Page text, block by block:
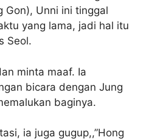
Gon), Unni ini tinggal
yang lama, jadi hal itu
Seol.
minta maaf. Ia
bicara dengan Jung
baginya.
ia juga gugup,,”Hong